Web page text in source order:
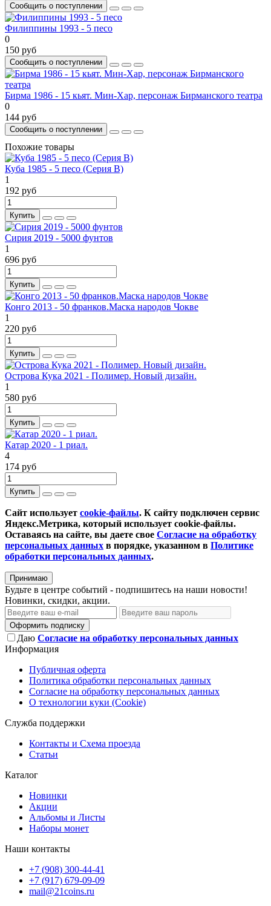
Сообщить о поступлении
Филиппины 1993 - 5 песо
0
150 руб
Сообщить о поступлении
Бирма 1986 - 15 кьят. Мин-Хар, персонаж Бирманского театра
0
144 руб
Сообщить о поступлении
Похожие товары
Куба 1985 - 5 песо (Серия B)
1
192 руб
Купить
Сирия 2019 - 5000 фунтов
1
696 руб
Купить
Конго 2013 - 50 франков.Маска народов Чокве
1
220 руб
Купить
Острова Кука 2021 - Полимер. Новый дизайн.
1
580 руб
Купить
Катар 2020 - 1 риал.
4
174 руб
Купить
Сайт использует cookie-файлы. К cайту подключен сервис
Яндекс.Метрика, который использует cookie-файлы.
Оставаясь на сайте, вы даете свое Согласие на обработку
персональных данных в порядке, указанном в Политике
обработки персональных данных.
Принимаю
Будьте в центре событий - подпишитесь на наши новости!
Новинки, скидки, акции.
Оформить подписку
Даю Согласие на обработку персональных данных
Информация
Публичная оферта
Политика обработки персональных данных
Согласие на обработку персональных данных
О технологии куки (Cookie)
Служба поддержки
Контакты и Схема проезда
Статьи
Каталог
Новинки
Акции
Альбомы и Листы
Наборы монет
Наши контакты
+7 (908) 300-44-41
+7 (917) 679-09-09
mail@21coins.ru